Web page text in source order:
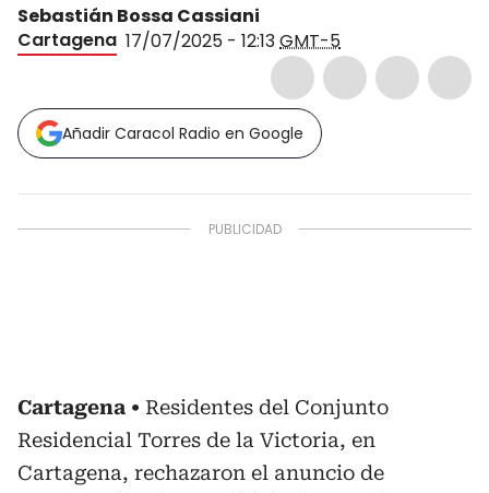
Sebastián Bossa Cassiani
Cartagena 17/07/2025 - 12:13GMT-5
Añadir Caracol Radio en Google
Cartagena
Residentes del Conjunto
Residencial Torres de la Victoria, en
Cartagena, rechazaron el anuncio de